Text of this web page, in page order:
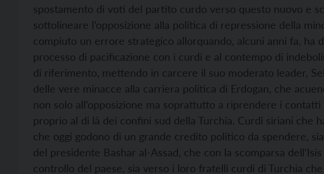
spostamento di voti del partito curdo verso questo nuovo e
sottolineare l’opposizione alla politica di repressione della
compiuto un errore strategico allorquando, alcuni anni fa, ha
processo di pacificazione con i curdi e al contempo di
di riferimento, mettendo in carcere il suo moderato leader,
delle vere minacce alla carriera politica di Erdogan, che
non solo all’opposizione ma soprattutto a riprendere i
proprio al di là dei confini sud della Turchia. Curdi siriani che
che oggi godono di un grande credito politico da spendere,
del presidente Bashar al-Assad, che con la scomparsa
controllo del paese, sia verso i loro fratelli curdi di Turchia